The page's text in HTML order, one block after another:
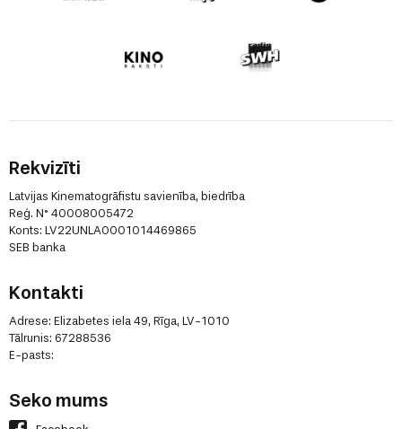
Rekvizīti
Latvijas Kinematogrāfistu savienība, biedrība
Reģ. N° 40008005472
Konts: LV22UNLA0001014469865
SEB banka
Kontakti
Adrese: Elizabetes iela 49, Rīga, LV-1010
Tālrunis: 67288536
E-pasts:
Seko mums